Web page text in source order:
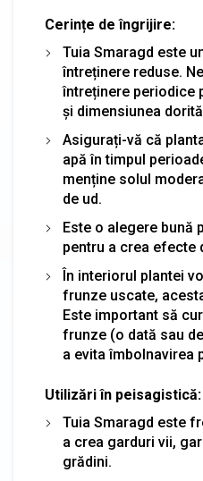
Cerințe de îngrijire:
Tuia Smaragd este
întreținere reduse.
întreținere periodice
și dimensiunea
Asigurați-vă că
apă în timpul
menține solul
de ud.
Este o alegere bună
pentru a crea efecte
În interiorul plantei
frunze uscate,
Este important să
frunze (o dată sau
a evita îmbolnavirea
Utilizări în peisagistică:
Tuia Smaragd este
a crea garduri vii,
grădini.